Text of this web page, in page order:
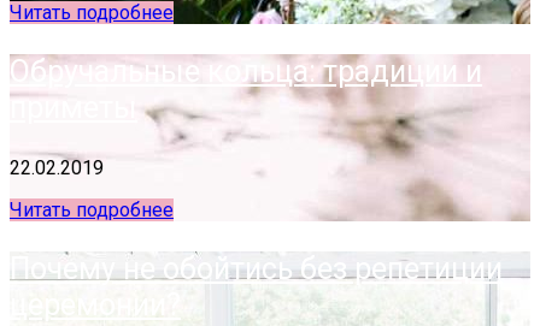
Читать подробнее
Обручальные кольца: традиции и
приметы
22.02.2019
Читать подробнее
Почему не обойтись без репетиции
церемонии?